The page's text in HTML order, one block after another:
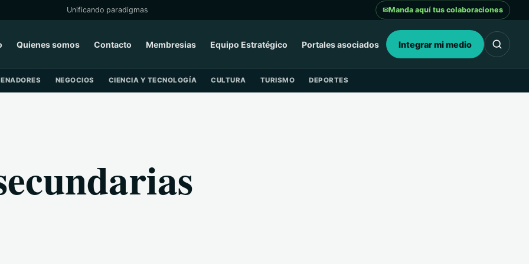
Unificando paradigmas ✉Manda aquí tus colaboraciones
Quienes somos Contacto Membresias Equipo Estratégico Portales asociados Integrar mi medio
NEGOCIOS CIENCIA Y TECNOLOGÍA CULTURA TURISMO DEPORTES